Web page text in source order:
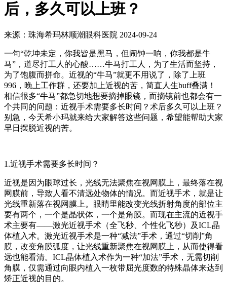
后，多久可以上班？
来源：珠海希玛林顺潮眼科医院 2024-09-24
一句“乾坤未定，你我皆是黑马，但闹钟一响，你我都是牛
马”，道尽打工人的心酸……牛马打工人，为了生活而坚持，
为了饱腹而拼命。近视的“牛马”就更不用说了，除了上班
996，晚上工作群，还要加上近视的苦，简直人生buff叠满！
相信很多“牛马”都急切地想要摘掉眼镜，而摘镜前也都会有一
个共同的问题：近视手术需要多长时间？术后多久可以上班？
别急，今天希小玛就来给大家解答这些问题，希望能帮助大家
早日摆脱近视的苦。
1.近视手术需要多长时间？
近视是因为眼球过长，光线无法聚焦在视网膜上，最终落在视
网膜前，导致人看不清远处物体的情况。而近视手术，就是让
光线重新落在视网膜上。眼睛里能改变光线折射角度的部位主
要有两个，一个是晶状体，一个是角膜。而现在主流的近视手
术主要有——激光近视手术（全飞秒、个性化飞秒）及ICL晶
体植入术。激光近视手术是一种“减法”手术，通过“切削”角
膜，改变角膜弧度，让光线重新聚焦在视网膜上，从而使得看
远也能看清。ICL晶体植入术作为一种“加法”手术，无需切削
角膜，仅需通过向眼内植入一枚带屈光度数的特殊晶体来达到
矫正近视的目的。